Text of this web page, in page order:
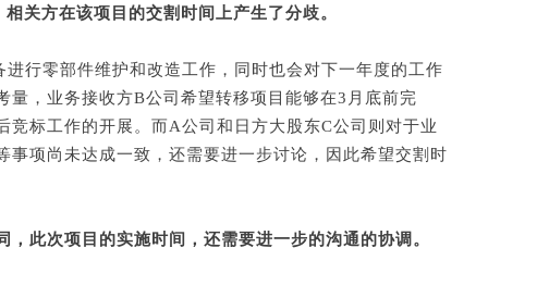
相关方在该项目的交割时间上产生了分歧。
行零部件维护和改造工作，同时也会对下一年度的工作
量，业务接收方B公司希望转移项目能够在3月底前完
竞标工作的开展。而A公司和日方大股东C公司则对于业
事项尚未达成一致，还需要进一步讨论，因此希望交割时
此次项目的实施时间，还需要进一步的沟通的协调。